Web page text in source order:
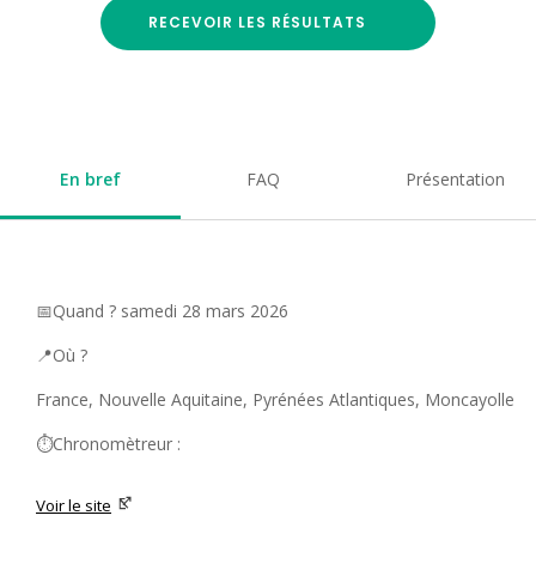
RECEVOIR LES RÉSULTATS
En bref FAQ Présentation
📅Quand ? samedi 28 mars 2026
📍Où ?
France, Nouvelle Aquitaine, Pyrénées Atlantiques, Moncayolle
⏱️Chronomètreur :
Voir le site